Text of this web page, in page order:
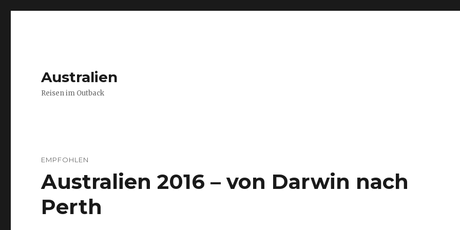
Australien
Reisen im Outback
EMPFOHLEN
Australien 2016 – von Darwin nach
Perth